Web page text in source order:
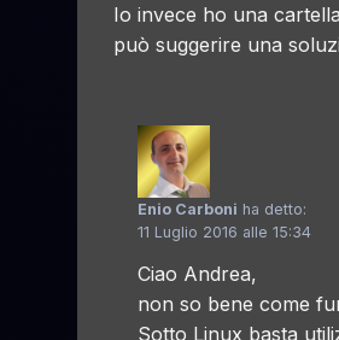
Io invece ho una
può suggerire una
Enio Carboni ha detto:
11 Luglio 2016 alle 15:34
Ciao Andrea,
non so bene come
Sotto Linux basta